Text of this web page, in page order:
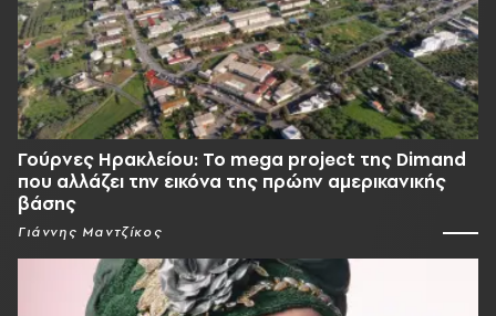
Γούρνες Ηρακλείου: To mega project της Dimand
που αλλάζει την εικόνα της πρώην αμερικανικής
βάσης
Γιάννης Μαντζίκος